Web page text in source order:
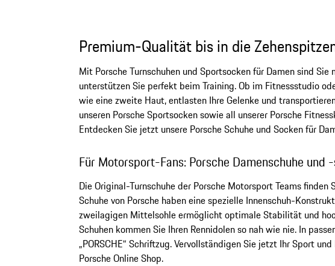
Premium-Qualität bis in die
Mit Porsche Turnschuhen und Sportsocken für Damen sind
unterstützen Sie perfekt beim Training. Ob im Fitnessstudio
wie eine zweite Haut, entlasten Ihre Gelenke und
unseren Porsche Sportsocken sowie all unserer Porsche
Entdecken Sie jetzt unsere Porsche Schuhe und Socken für
Für Motorsport-Fans: Porsche Damenschuhe und
Die Original-Turnschuhe der Porsche Motorsport Teams
Schuhe von Porsche haben eine spezielle Innenschuh-
zweilagigen Mittelsohle ermöglicht optimale Stabilität und
Schuhen kommen Sie Ihren Rennidolen so nah wie nie. In
„PORSCHE“ Schriftzug. Vervollständigen Sie jetzt Ihr Sport
Porsche Online Shop.